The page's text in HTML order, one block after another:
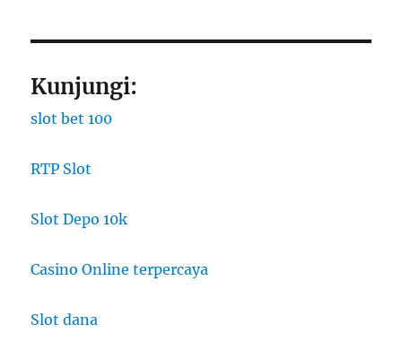
Kunjungi:
slot bet 100
RTP Slot
Slot Depo 10k
Casino Online terpercaya
Slot dana